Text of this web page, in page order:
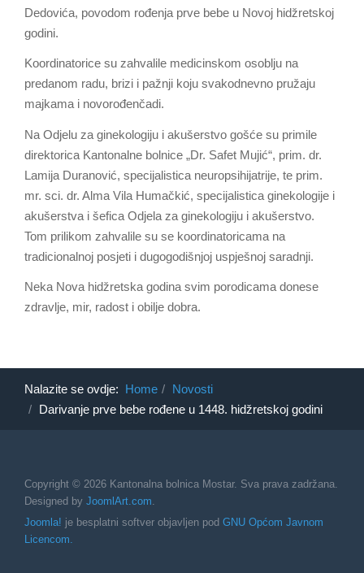
Dedovića, povodom rođenja prve bebe u Novoj hidžretskoj
godini.
Koordinatorice su zahvalile medicinskom osoblju na
predanom radu, brizi i pažnji koju svakodnevno pružaju
majkama i novorođenčadi.
Na Odjelu za ginekologiju i akušerstvo gošće su primile
direktorica Kantonalne bolnice „Dr. Safet Mujić“, prim. dr.
Lamija Duranović, specijalistica neuropsihijatrije, te prim.
mr. sci. dr. Alma Vila Humačkić, specijalistica ginekologije i
akušerstva i šefica Odjela za ginekologiju i akušerstvo.
Tom prilikom zahvalile su se koordinatoricama na
tradicionalnoj posjeti i dugogodišnjoj uspješnoj saradnji.
Neka Nova hidžretska godina svim porodicama donese
zdravlje, mir, radost i obilje dobra.
Nalazite se ovdje: Home
Novosti
Darivanje prve bebe rođene u 1448. hidžretskoj godini
Copyright © 2026 Kantonalna bolnica Mostar. Sva prava zadržana.
Designed by JoomlArt.com
Joomla! je besplatni softver objavljen pod GNU Općom Javnom
Licencom.